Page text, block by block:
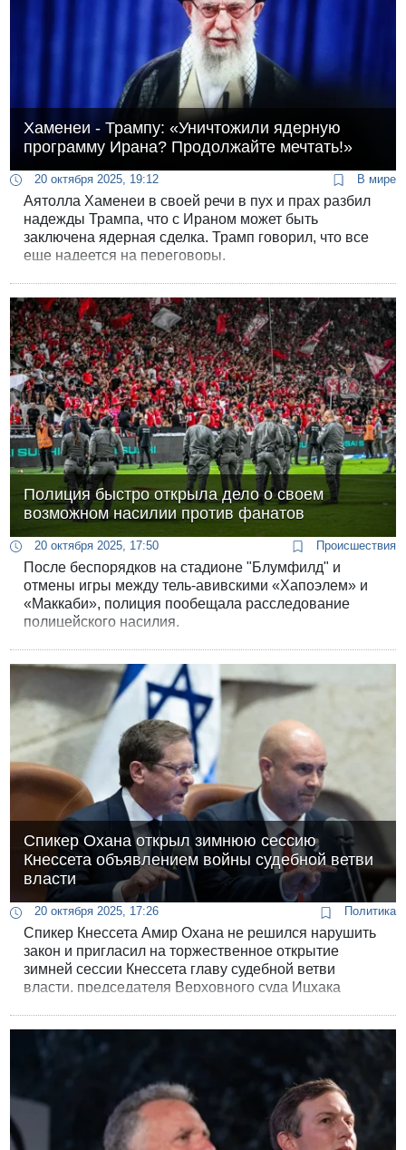
Хаменеи - Трампу: «Уничтожили ядерную
программу Ирана? Продолжайте мечтать!»
20 октября 2025, 19:12 В мире
Аятолла Хаменеи в своей речи в пух и прах разбил
надежды Трампа, что с Ираном может быть
заключена ядерная сделка. Трамп говорил, что все
еще надеется на переговоры.
Полиция быстро открыла дело о своем
возможном насилии против фанатов
20 октября 2025, 17:50 Происшествия
После беспорядков на стадионе "Блумфилд" и
отмены игры между тель-авивскими «Хапоэлем» и
«Маккаби», полиция пообещала расследование
полицейского насилия.
Спикер Охана открыл зимнюю сессию
Кнессета объявлением войны судебной ветви
власти
20 октября 2025, 17:26 Политика
Спикер Кнессета Амир Охана не решился нарушить
закон и пригласил на торжественное открытие
зимней сессии Кнессета главу судебной ветви
власти, председателя Верховного суда Ицхака
узурпации законодательной власти.